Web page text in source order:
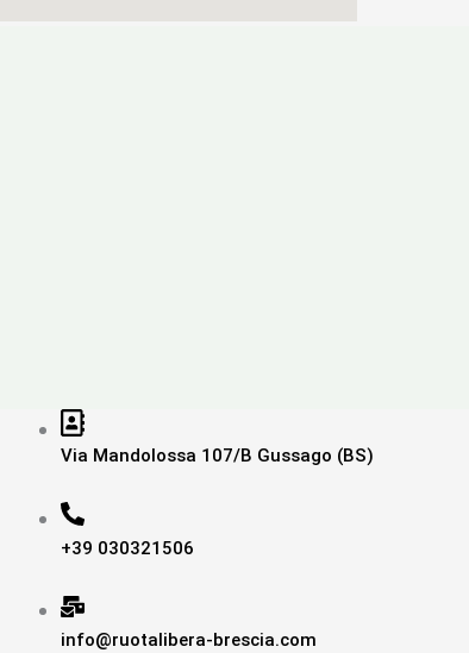
Via Mandolossa 107/B Gussago (BS)
+39 030321506
info@ruotalibera-brescia.com